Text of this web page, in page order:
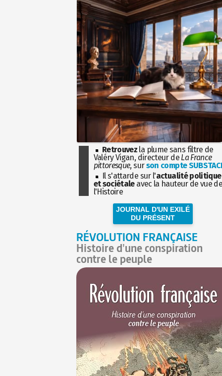
Retrouvez la plume sans filtre de
Valéry Vigan, directeur de La France
pittoresque, surson compte
Il s'attarde sur l'actualité politique
et sociétaleavec la hauteur de vue
l'Histoire
JOURNAL D'UN EXILÉ
DU PRÉSENT
RÉVOLUTION FRANÇAISE
Histoire d'une conspiration
contre le peuple